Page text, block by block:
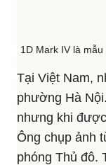
1D Mark IV là
Tại Việt Nam,
phường Hà
nhưng khi
Ông chụp ảnh
phóng Thủ đô.